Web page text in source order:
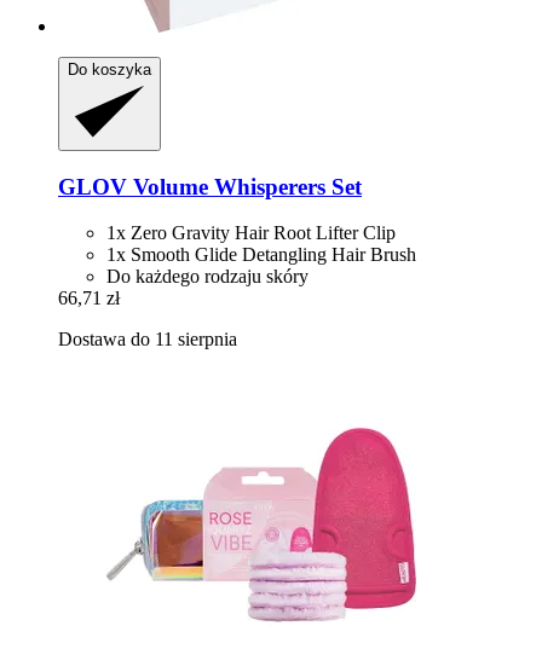
Do koszyka
GLOV Volume Whisperers Set
1x Zero Gravity Hair Root Lifter Clip
1x Smooth Glide Detangling Hair Brush
Do każdego rodzaju skóry
66,71 zł
Dostawa do 11 sierpnia